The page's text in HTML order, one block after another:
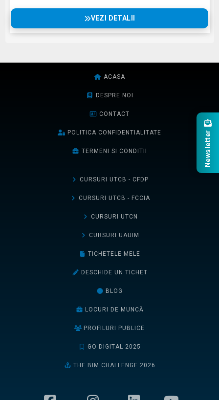
VEZI DETALII
ACASA
DESPRE NOI
CONTACT
POLITICA CONFIDENTIALITATE
TERMENI SI CONDITII
CURSURI UTCB - CFDP
CURSURI UTCB - FCCIA
CURSURI UTCN
CURSURI UAUIM
TICHETELE MELE
DESCHIDE UN TICHET
BLOG
LOCURI DE MUNCĂ
PROFILURI PUBLICE
GO DIGITAL 2025
THE BIM CHALLENGE 2026
Newsletter